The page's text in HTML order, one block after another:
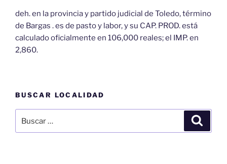
deh. en la provincia y partido judicial de Toledo, término
de Bargas . es de pasto y labor, y su CAP. PROD. está
calculado oficialmente en 106,000 reales; el IMP. en
2,860.
BUSCAR LOCALIDAD
por: